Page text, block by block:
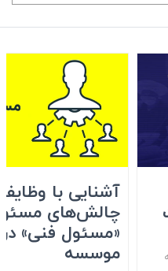
آشنایی با
چالش‌های
«مسئول فنی» در
موسسه